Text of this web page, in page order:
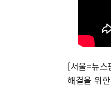
[서울=뉴스
해결을 위